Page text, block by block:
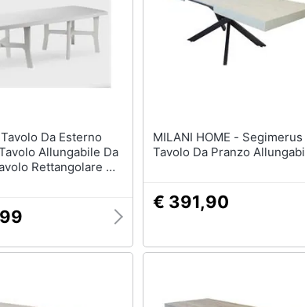
Box doccia
e decorazioni
parete
Tende da sole
Allungabile Da
Rettangolare Da
MILANI HOME - Segimerus -
Tavolo Da Pranzo
€ 391,90